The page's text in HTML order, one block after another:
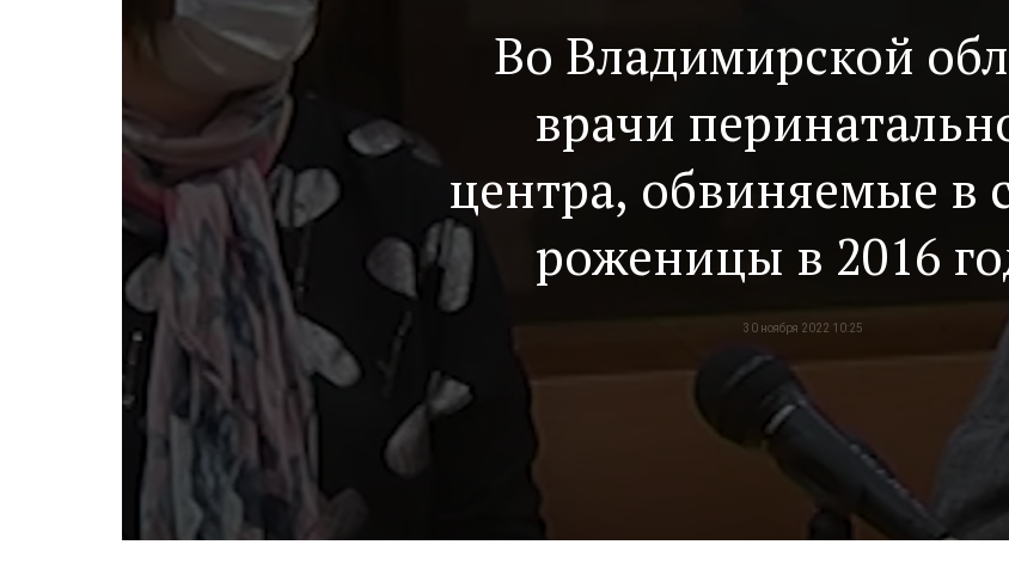
Во Владимирской
врачи
центра, обвиняемые в
роженицы в 2016
избежали
наказания
30 ноября 2022 10:25